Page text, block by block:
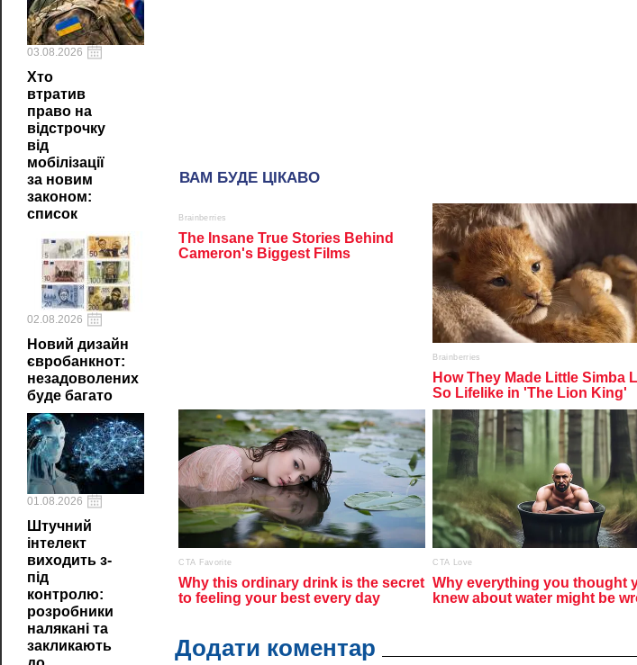
03.08.2026
Хто
втратив
право на
відстрочку
від
мобілізації
за новим
законом:
список
02.08.2026
Новий дизайн
євробанкнот:
незадоволених
буде багато
01.08.2026
Штучний
інтелект
виходить з-
під
контролю:
розробники
налякані та
закликають
Додати коментар